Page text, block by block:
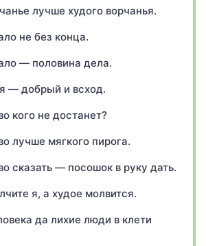
лучше худого ворчанья.
не без конца.
— половина дела.
— добрый и всход.
кого не достанет?
лучше мягкого пирога.
сказать — посошок в руку дать.
я, а худое молвится.
да лихие люди в клети